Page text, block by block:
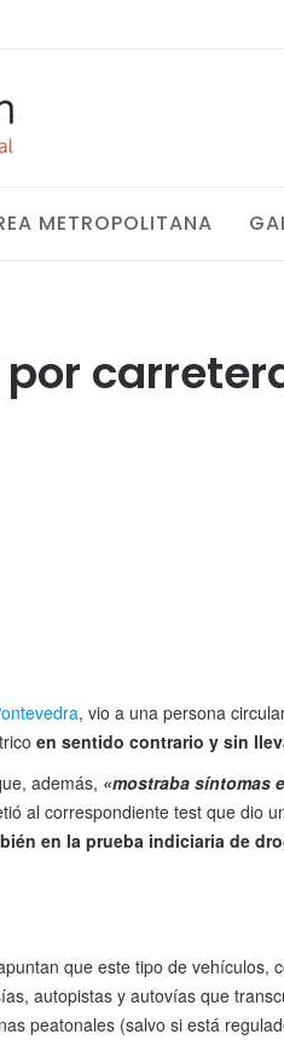
METROPOLITANA
, vio a una persona
en sentido contrario y sin
además, «mostraba síntomas
al correspondiente test que dio
en la prueba indiciaria de
que este tipo de vehículos,
autopistas y autovías que
peatonales (salvo si está